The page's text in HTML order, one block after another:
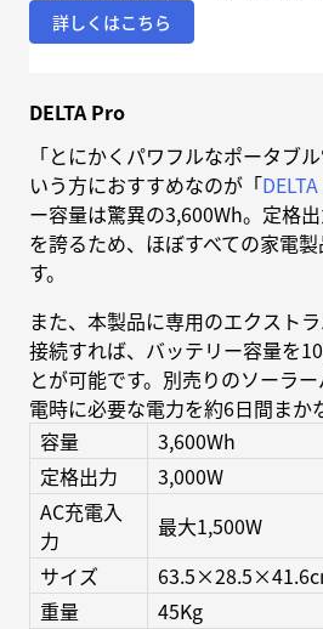
詳しくはこちら
DELTA Pro
「とにかくパワフルなポータブ
いう方におすすめなのが「
ー容量は驚異の3,600Wh。定格
を誇るため、ほぼすべての家電
す。
また、本製品に専用のエクスト
接続すれば、バッテリー容量を
とが可能です。別売りのソーラ
電時に必要な電力を約6日間まか
容量
3,600Wh
定格出力
3,000W
AC充電入
力
最大1,500W
サイズ
重量
45Kg